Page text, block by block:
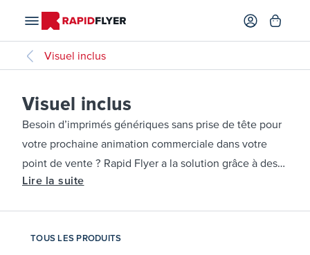
Visuel inclus
Visuel inclus
Besoin d’imprimés génériques sans prise de tête pour
votre prochaine animation commerciale dans votre
point de vente ? Rapid Flyer a la solution grâce à des
produits pré-imprimés avec visuel inclus ! De quoi
Lire la suite
TOUS LES PRODUITS